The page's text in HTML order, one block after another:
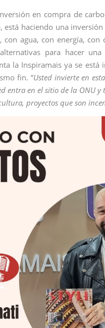
en compra de
haciendo una
agua, con energía, con
para hacer
la Inspiramais ya se
fin. “Usted invierte en
entra en el sitio de la ONU
proyectos que son